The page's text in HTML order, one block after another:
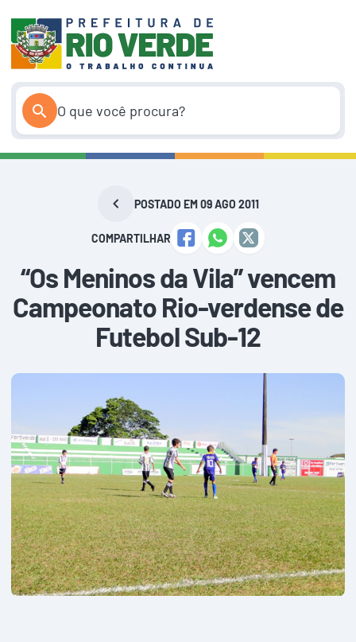
conteúdo
POSTADO EM 09 AGO 2011
COMPARTILHAR
“Os Meninos da Vila” vencem
Campeonato Rio-verdense de
Futebol Sub-12